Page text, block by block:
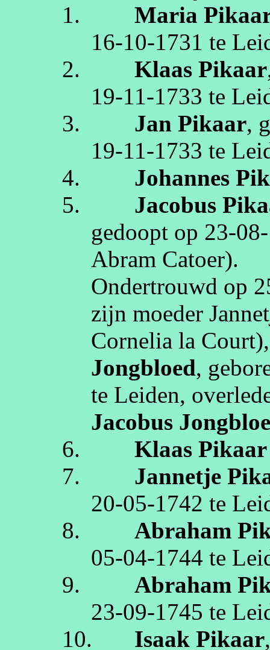
1.
Maria
16‑10‑1731 te
2.
Klaas Pikaar
19‑11‑1733 te
3.
Jan Pikaar,
19‑11‑1733 te
4.
Johannes
5.
Jacobus
gedoopt op
Abram Catoer).
Ondertrouwd op
zijn moeder
Cornelia la Court
Jongbloed,
te Leiden,
Jacobus
6.
Klaas Pikaar
7.
Jannetje
20‑05‑1742 te
8.
Abraham
05‑04‑1744 te
9.
Abraham
23‑09‑1745 te
10.
Isaak Pikaar